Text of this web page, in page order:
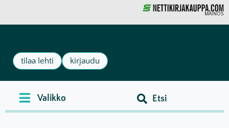
MAINOS
tilaa lehti kirjaudu